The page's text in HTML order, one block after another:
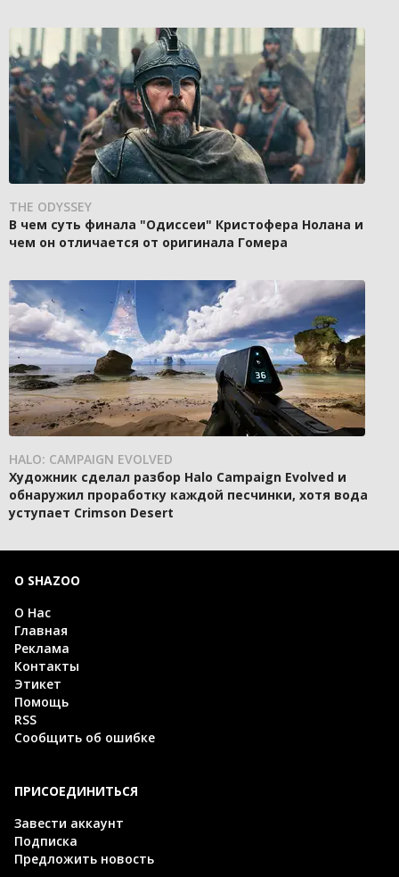
THE ODYSSEY
В чем суть финала "Одиссеи" Кристофера Нолана и
чем он отличается от оригинала Гомера
HALO: CAMPAIGN EVOLVED
Художник сделал разбор Halo Campaign Evolved и
обнаружил проработку каждой песчинки, хотя вода
уступает Crimson Desert
О SHAZOO
О Нас
Главная
Реклама
Контакты
Этикет
Помощь
RSS
Сообщить об ошибке
ПРИСОЕДИНИТЬСЯ
Завести аккаунт
Подписка
Предложить новость